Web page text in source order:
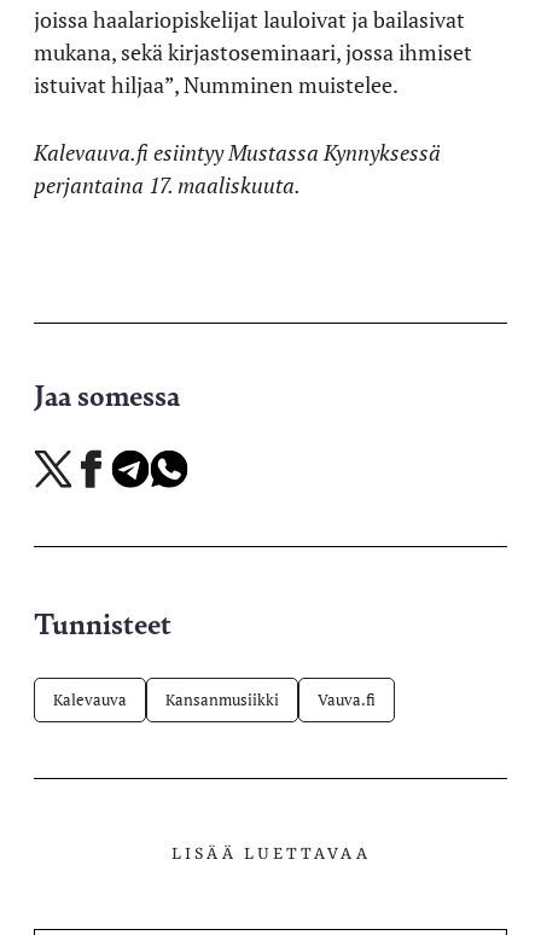
joissa haalariopiskelijat lauloivat ja bailasivat
mukana, sekä kirjastoseminaari, jossa ihmiset
istuivat hiljaa”, Numminen muistelee.
Kalevauva.fi esiintyy Mustassa Kynnyksessä
perjantaina 17. maaliskuuta.
Jaa somessa
Jaa
X-
Jaa
Facebookissa
Jaa
Telegramissa
Jaa
WhatsAppissa
Tunnisteet
Kalevauva Kansanmusiikki Vauva.fi
LISÄÄ LUETTAVAA